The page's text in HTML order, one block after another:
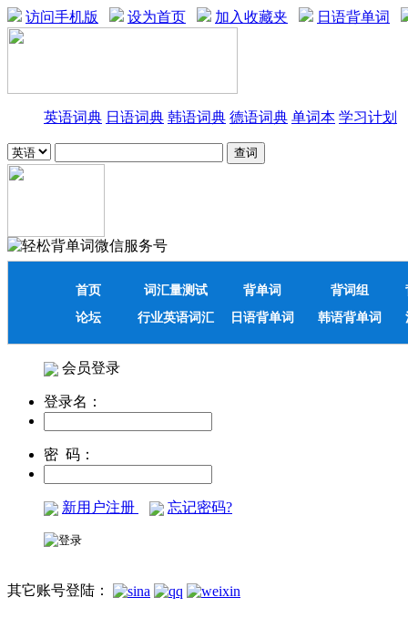
访问手机版 设为首页 加入收藏夹 日语背单词
英语词典 日语词典 韩语词典 德语词典 单词本 学习计划
首页 词汇量测试 背单词 背词组
论坛
行业英语词汇 日语背单词 韩语背单词
会员登录
登录名：
密 码：
新用户注册 忘记密码?
其它账号登陆：